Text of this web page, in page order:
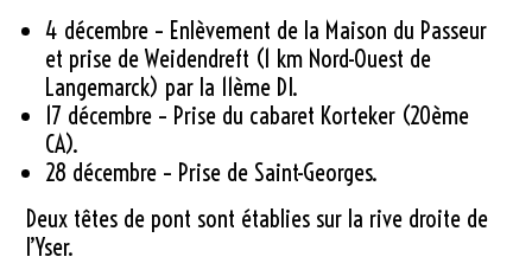
4 décembre – Enlèvement de la Maison du Passeur
et prise de Weidendreft (1 km Nord-Ouest de
Langemarck) par la 11ème DI.
17 décembre – Prise du cabaret Korteker (20ème
CA).
28 décembre – Prise de Saint-Georges.
Deux têtes de pont sont établies sur la rive droite de
l’Yser.